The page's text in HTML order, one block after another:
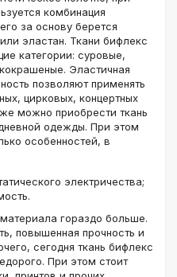
комбинация
за основу берется
эластан. Ткани бифлекс
категории: суровые,
Эластичная
позволяют применять
цирковых, концертных
можно приобрести ткань
одежды. При этом
особенностей, в
электричества;
гораздо больше.
повышенная прочность и
сегодня ткань бифлекс
При этом стоит